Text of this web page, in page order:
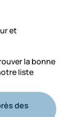
et
la bonne
liste
des